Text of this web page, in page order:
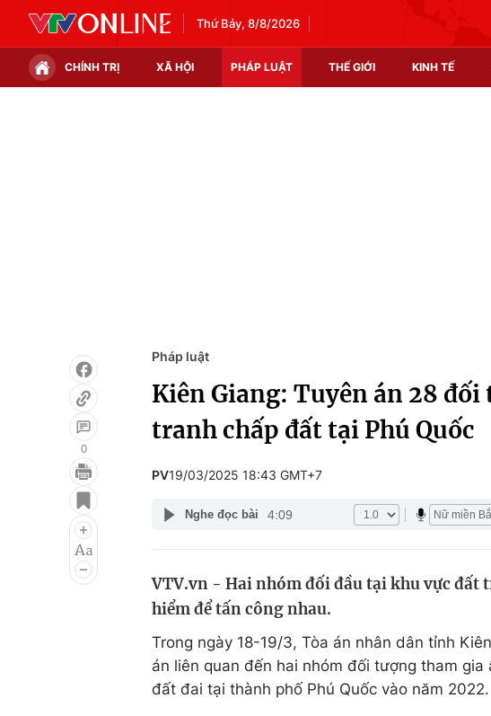
Thứ Bảy, 8/8/2026
CHÍNH TRỊ XÃ HỘI PHÁP LUẬT THẾ GIỚI KINH TẾ
Điện ảnh
Âm nhạc
Du lịch
Chất lượng cuộc sống
0
Pháp luật
Kiên Giang: Tuyên án 28
tranh chấp đất tại Phú Quốc
PV19/03/2025 18:43 GMT+7
Nghe đọc bài 4:09
VTV.vn - Hai nhóm đối đầu tại khu vực đất
hiểm để tấn công nhau.
Trong ngày 18-19/3, Tòa án nhân dân tỉnh
án liên quan đến hai nhóm đối tượng tham
đất đai tại thành phố Phú Quốc vào năm 2022.